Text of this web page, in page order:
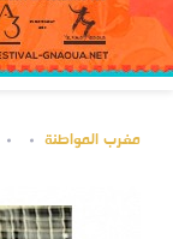
مغرب المواطنة